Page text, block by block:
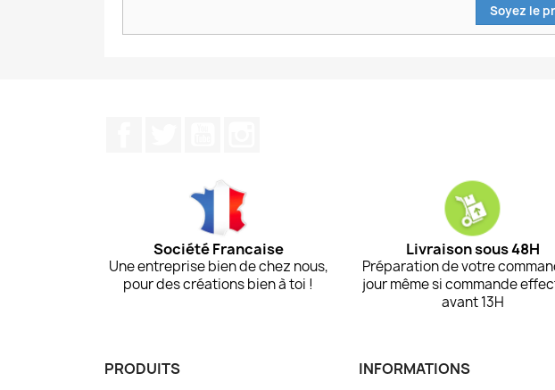
Soyez le
Société Francaise
Une entreprise bien de chez nous,
pour des créations bien à toi !
Livraison sous 48H
Préparation de votre
jour même si commande
avant 13H
PRODUITS INFORMATIONS